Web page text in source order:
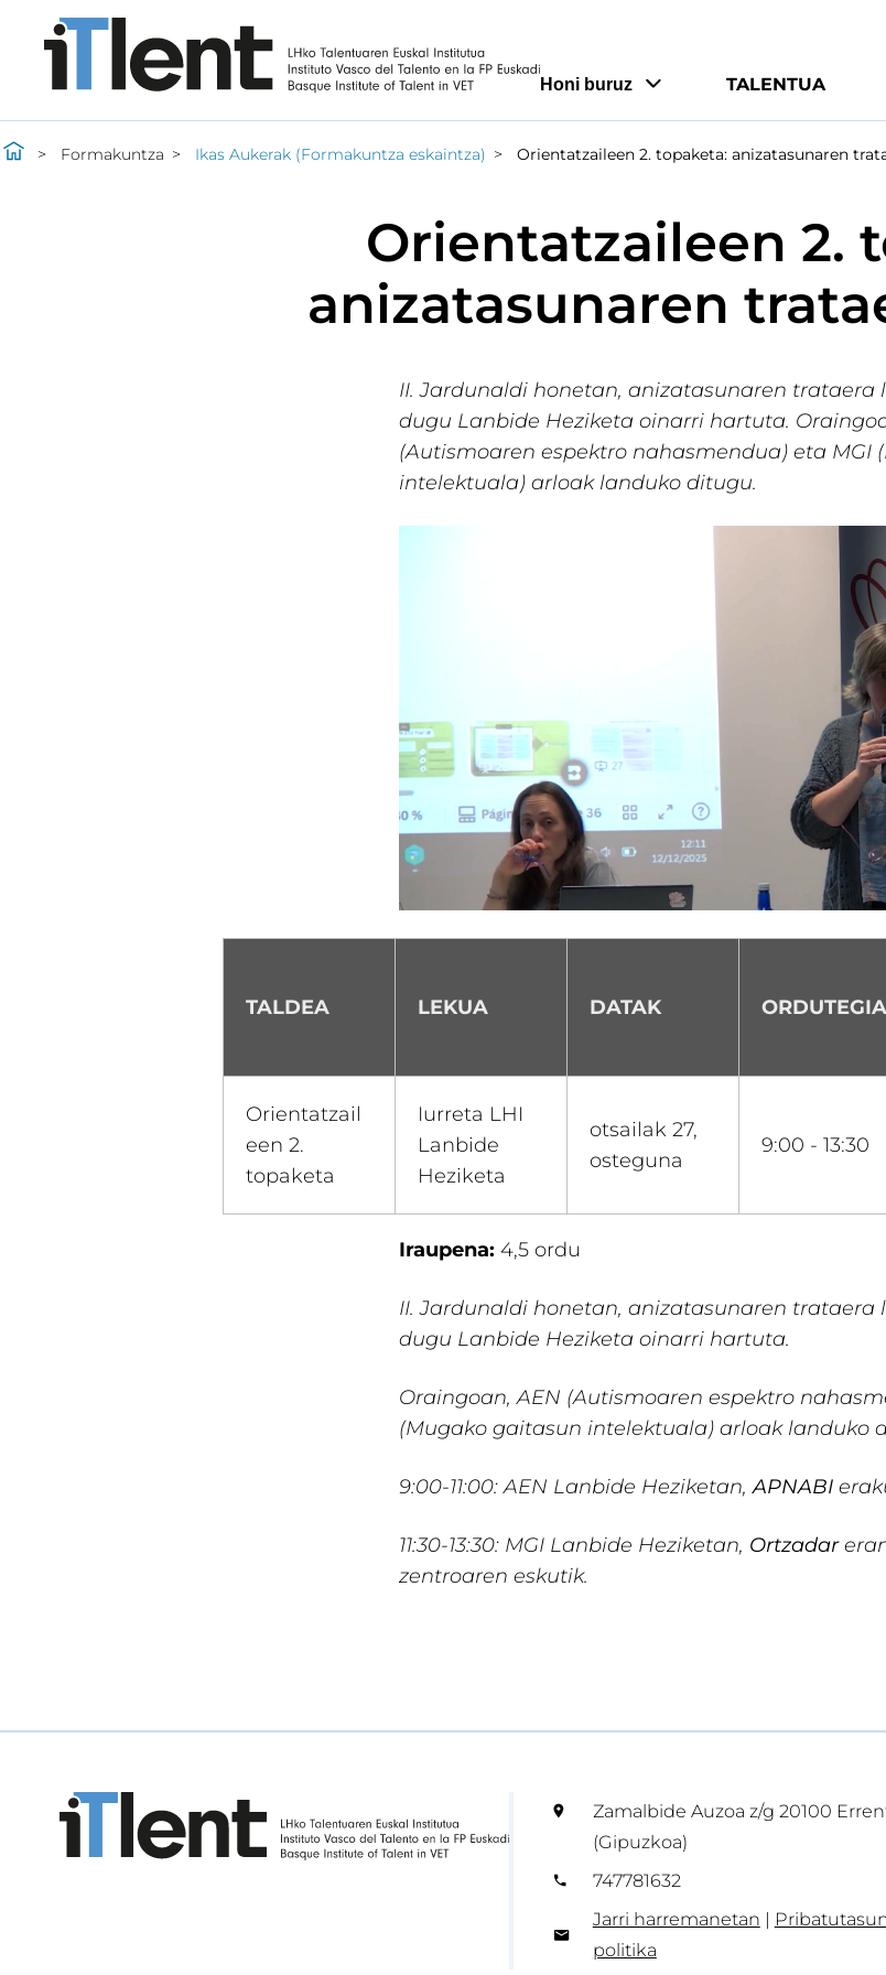
Honi buruz TALENTUA
Formakuntza Ikas Aukerak (Formakuntza eskaintza) Orientatzaileen 2. topaketa: anizatasunaren
Orientatzaileen 2.
anizatasunaren
II. Jardunaldi honetan, anizatasunaren trataera
dugu Lanbide Heziketa oinarri hartuta.
(Autismoaren espektro nahasmendua) eta MGI
intelektuala) arloak landuko ditugu.
TALDEA LEKUA DATAK ORDUTEGIA
Orientatzail
een 2.
topaketa
Iurreta LHI
Lanbide
Heziketa
otsailak 27,
osteguna
9:00 - 13:30
Iraupena: 4,5 ordu
II. Jardunaldi honetan, anizatasunaren trataera
dugu Lanbide Heziketa oinarri hartuta.
Oraingoan, AEN (Autismoaren espektro
(Mugako gaitasun intelektuala) arloak landuko
9:00-11:00: AEN Lanbide Heziketan,APNABI
11:30-13:30: MGI Lanbide Heziketan, Ortzadar
zentroaren eskutik.
Zamalbide Auzoa z/g 20100
(Gipuzkoa)
747781632
Jarri harremanetan |
politika